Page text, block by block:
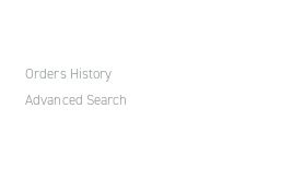
Orders History
Advanced Search